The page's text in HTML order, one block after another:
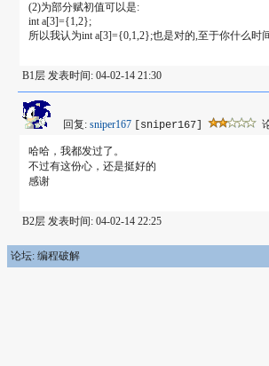
(2)为部分赋初值可以是:
int a[3]={1,2};
所以我认为int a[3]={0,1,2};也是对的,至于你什么时
B1层 发表时间: 04-02-14 21:30
回复: sniper167 [sniper167]
哈哈，我都发过了。
不过有这份心，还是挺好的
感谢
B2层 发表时间: 04-02-14 22:25
论坛: 编程破解